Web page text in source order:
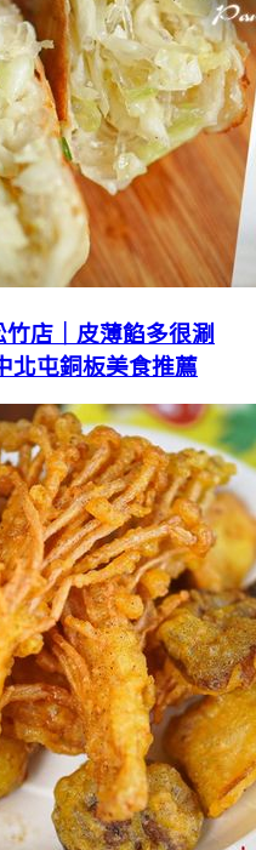
竹店｜皮薄餡多很涮
北屯銅板美食推薦